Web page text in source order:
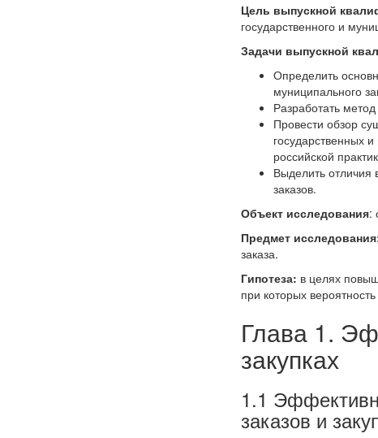
Цель выпускной
государственного и
Задачи выпускной
Определить
муниципального
Разработать
Провести обзор
государственных
российской
Выделить отличия
заказов.
Объект исследования:
Предмет
заказа.
Гипотеза: в целях
при которых
Глава 1.
закупках
1.1
заказов и